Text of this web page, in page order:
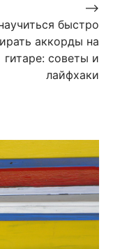
быстро
аккорды на
гитаре: советы и
лайфхаки
⟶